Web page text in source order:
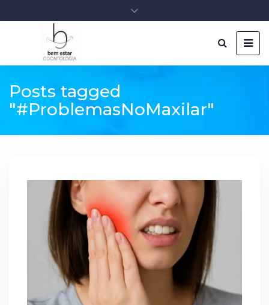
Posts tagged
"#ProblemasNoMaxilar"